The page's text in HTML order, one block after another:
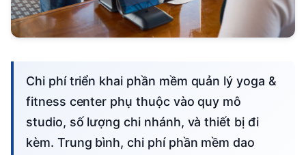
Chi phí triển khai phần mềm quản lý yoga &
fitness center phụ thuộc vào quy mô
studio, số lượng chi nhánh, và thiết bị đi
kèm. Trung bình, chi phí phần mềm dao